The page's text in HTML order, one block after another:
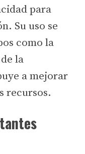
para
Su uso se
como la
la
a mejorar
recursos.